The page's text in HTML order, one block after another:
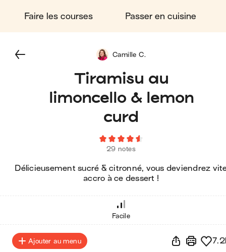
Faire les courses Passer en cuisine
Tiramisu au
limoncello & lemon
curd
29 notes
Délicieusement sucré & citronné, vous deviendrez
accro à ce dessert !
Camille C.
Facile
Ajouter au menu